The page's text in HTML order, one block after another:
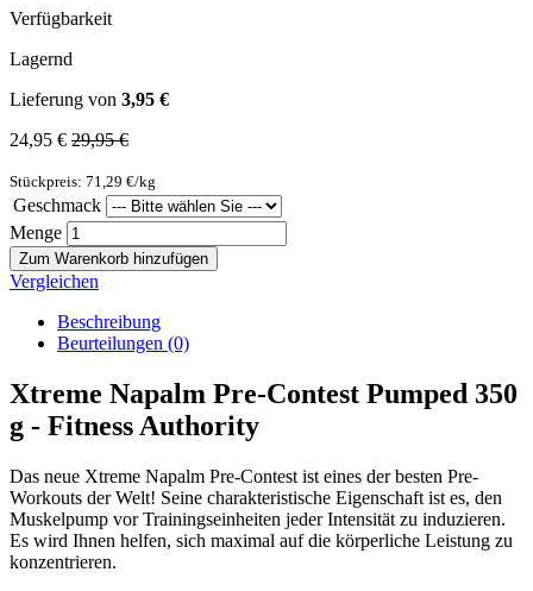
Verfügbarkeit
Lagernd
Lieferung von 3,95 €
24,95 € 29,95 €
Stückpreis: 71,29 €/kg
Geschmack
Menge
Zum Warenkorb hinzufügen
Vergleichen
Beschreibung
Beurteilungen (0)
Xtreme Napalm Pre-Contest Pumped 350
g - Fitness Authority
Das neue Xtreme Napalm Pre-Contest ist eines der besten Pre-
Workouts der Welt! Seine charakteristische Eigenschaft ist es, den
Muskelpump vor Trainingseinheiten jeder Intensität zu induzieren.
Es wird Ihnen helfen, sich maximal auf die körperliche Leistung zu
konzentrieren.